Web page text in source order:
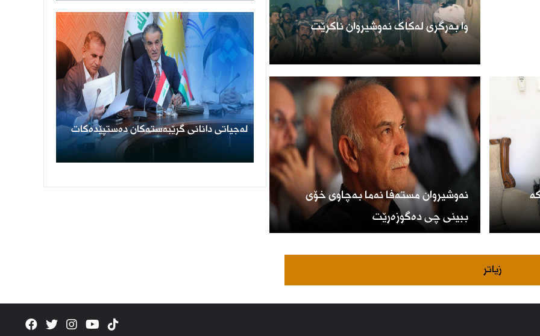
وا بەرگری لەکاک نەوشیروان ناکرێت
نەوشیروان مستەفا نەما بەچاوی خۆی
ببینی چی دەگوزەرێت
زیاتر
لەجیاتی دانانی گرێبەستەکان دەستپێدەکات